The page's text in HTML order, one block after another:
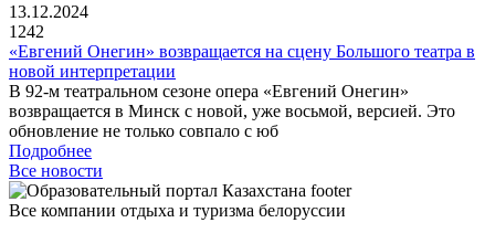
13.12.2024
1242
«Евгений Онегин» возвращается на сцену Большого театра в
новой интерпретации
В 92-м театральном сезоне опера «Евгений Онегин»
возвращается в Минск с новой, уже восьмой, версией. Это
обновление не только совпало с юб
Подробнее
Все новости
Все компании отдыха и туризма белоруссии